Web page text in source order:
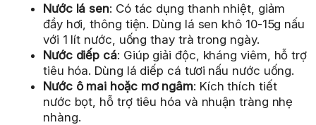
Nước lá sen: Có tác dụng thanh nhiệt, giảm
đầy hơi, thông tiện. Dùng lá sen khô 10-15g nấu
với 1 lít nước, uống thay trà trong ngày.
Nước diếp cá: Giúp giải độc, kháng viêm, hỗ trợ
tiêu hóa. Dùng lá diếp cá tươi nấu nước uống.
Nước ô mai hoặc mơ ngâm: Kích thích tiết
nước bọt, hỗ trợ tiêu hóa và nhuận tràng nhẹ
nhàng.